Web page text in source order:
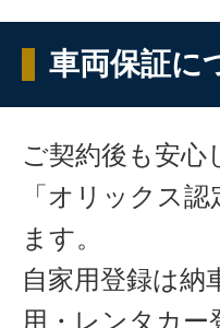
車両保証に
ご契約後も安
「オリックス
ます。
自家用登録は納
用・レンタカ